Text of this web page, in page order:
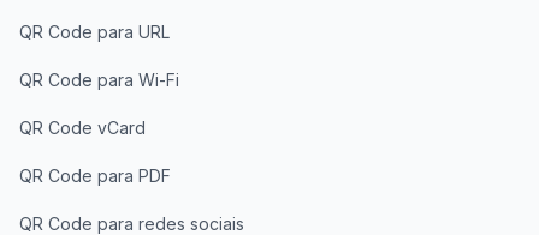
QR Code para URL
QR Code para Wi-Fi
QR Code vCard
QR Code para PDF
QR Code para redes sociais